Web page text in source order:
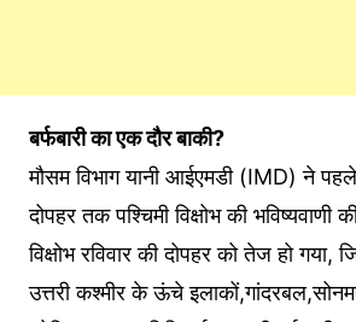
बर्फबारी का एक दौर बाकी?
मौसम विभाग यानी आईएमडी (IMD) ने
दोपहर तक पश्चिमी विक्षोभ की भविष्यवाणी
विक्षोभ रविवार की दोपहर को तेज हो
उत्तरी कश्मीर के ऊंचे